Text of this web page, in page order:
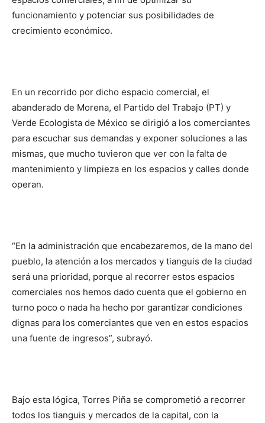
funcionamiento y potenciar sus posibilidades de
crecimiento económico.
En un recorrido por dicho espacio comercial, el
abanderado de Morena, el Partido del Trabajo (PT) y
Verde Ecologista de México se dirigió a los comerciantes
para escuchar sus demandas y exponer soluciones a las
mismas, que mucho tuvieron que ver con la falta de
mantenimiento y limpieza en los espacios y calles donde
operan.
“En la administración que encabezaremos, de la mano del
pueblo, la atención a los mercados y tianguis de la ciudad
será una prioridad, porque al recorrer estos espacios
comerciales nos hemos dado cuenta que el gobierno en
turno poco o nada ha hecho por garantizar condiciones
dignas para los comerciantes que ven en estos espacios
una fuente de ingresos”, subrayó.
Bajo esta lógica, Torres Piña se comprometió a recorrer
todos los tianguis y mercados de la capital, con la